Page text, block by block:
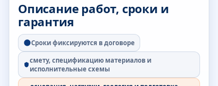
Описание работ, сроки и
гарантия
Сроки фиксируются в договоре
смету, спецификацию материалов и
исполнительные схемы